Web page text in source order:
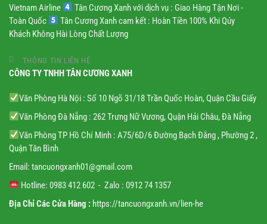
Vietnam Airline
Tân Cương Xanh với dịch vụ : Giao Hàng Tận Nơi -
Toàn Quốc
Tân Cương Xanh cam kết : Hoàn Tiền 100% Khi Qúy
Khách Không Hài Lòng Chất Lượng
THÔNG TIN LIÊN HỆ
CÔNG TY TNHH TÂN CƯƠNG XANH
Văn Phòng Hà Nội : Số 10 Ngõ 31/18 Trần Quốc Hoàn, Quận Cầu Giấy
Văn Phòng Đà Nẵng : 262 Trưng Nữ Vương, Quận Hải Châu, Đà Nẵng
Văn Phòng TP Hồ Chí Minh : A75/6D/6 Đường Bạch Đằng , Phường 2 ,
Quận Tân Bình
Email: tancuongxanh01@gmail.com
Hotline: 0983 412 602 - Zalo : 0912 74 1357
Địa Chỉ Các Cửa Hàng : https://tancuongxanh.vn/lien-he